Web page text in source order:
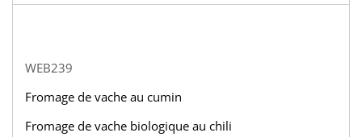
WEB239
Fromage de vache au cumin
Fromage de vache biologique au chili